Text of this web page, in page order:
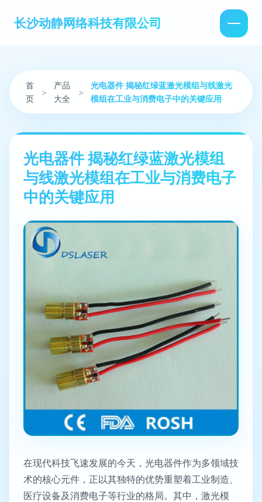
长沙动静网络科技有限公司
首
页
>
产品
大全
>
光电器件 揭秘红绿蓝激光模组与线激光
模组在工业与消费电子中的关键应用
光电器件 揭秘红绿蓝激光模组
与线激光模组在工业与消费电子
中的关键应用
在现代科技飞速发展的今天，光电器件作为多领域技
术的核心元件，正以其独特的优势重塑着工业制造、
医疗设备及消费电子等行业的格局。其中，激光模